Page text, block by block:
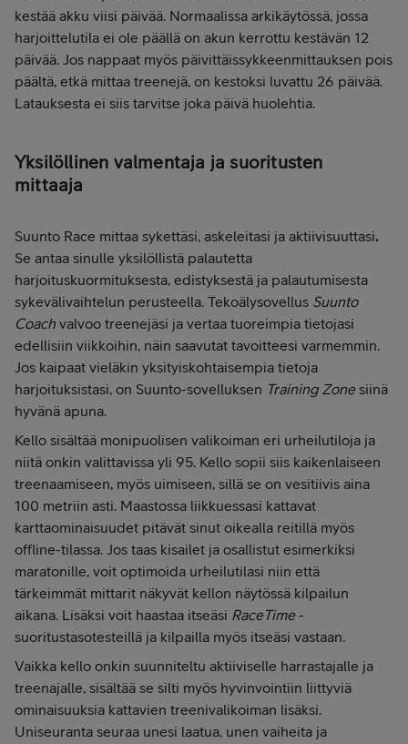
kestää akku viisi päivää. Normaalissa arkikäytössä, jossa
harjoittelutila ei ole päällä on akun kerrottu kestävän 12
päivää. Jos nappaat myös päivittäissykkeenmittauksen pois
päältä, etkä mittaa treenejä, on kestoksi luvattu 26 päivää.
Latauksesta ei siis tarvitse joka päivä huolehtia.
Yksilöllinen valmentaja ja suoritusten
mittaaja
Suunto Race mittaa sykettäsi, askeleitasi ja aktiivisuuttasi.
Se antaa sinulle yksilöllistä palautetta
harjoituskuormituksesta, edistyksestä ja palautumisesta
sykevälivaihtelun perusteella. Tekoälysovellus Suunto
Coachvalvoo treenejäsi ja vertaa tuoreimpia tietojasi
edellisiin viikkoihin, näin saavutat tavoitteesi varmemmin.
Jos kaipaat vieläkin yksityiskohtaisempia tietoja
harjoituksistasi, on Suunto-sovelluksen Training Zonesiinä
hyvänä apuna.
Kello sisältää monipuolisen valikoiman eri urheilutiloja ja
niitä onkin valittavissa yli 95. Kello sopii siis kaikenlaiseen
treenaamiseen, myös uimiseen, sillä se on vesitiivis aina
100 metriin asti. Maastossa liikkuessasi kattavat
karttaominaisuudet pitävät sinut oikealla reitillä myös
offline-tilassa. Jos taas kisailet ja osallistut esimerkiksi
maratonille, voit optimoida urheilutilasi niin että
tärkeimmät mittarit näkyvät kellon näytössä kilpailun
aikana. Lisäksi voit haastaa itseäsi RaceTime-
suoritustasotesteillä ja kilpailla myös itseäsi vastaan.
Vaikka kello onkin suunniteltu aktiiviselle harrastajalle ja
treenajalle, sisältää se silti myös hyvinvointiin liittyviä
ominaisuuksia kattavien treenivalikoiman lisäksi.
Uniseuranta seuraa unesi laatua, unen vaiheita ja